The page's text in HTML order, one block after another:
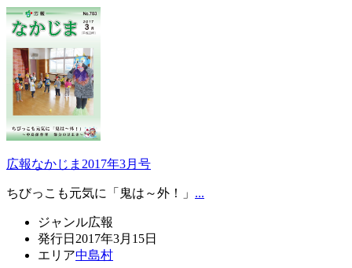
広報なかじま2017年3月号
ちびっこも元気に「鬼は～外！」 ...
ジャンル広報
発行日 2017年3月15日
エリア中島村